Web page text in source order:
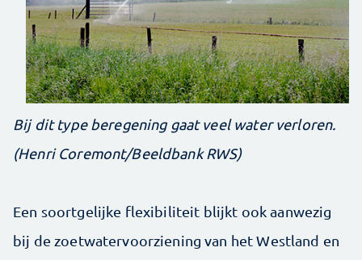
Bij dit type beregening gaat veel water verloren.
(Henri Coremont/Beeldbank RWS)
Een soortgelijke flexibiliteit blijkt ook aanwezig
bij de zoetwatervoorziening van het Westland en